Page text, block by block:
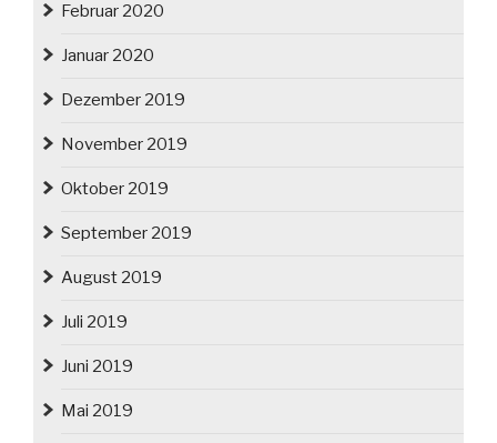
Februar 2020
Januar 2020
Dezember 2019
November 2019
Oktober 2019
September 2019
August 2019
Juli 2019
Juni 2019
Mai 2019